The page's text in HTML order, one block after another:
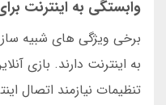
وابستگی به اینترنت
برخی ویژگی های شبیه ساز
به اینترنت دارند. بازی
تنظیمات نیازمند اتصال